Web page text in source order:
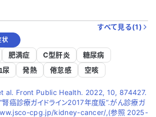
すべて見る(1)
状
肥満症 C型肝炎
糖尿病
尿 発熱 倦怠感 空咳
al. Front Public Health. 2022, 10, 874427.
癌診療ガイドライン2017年度版”.がん診療ガ
cpg.jp/kidney-cancer/,(参照 2025-